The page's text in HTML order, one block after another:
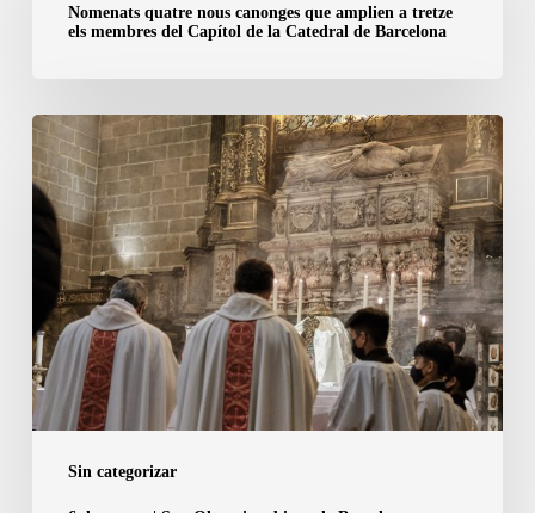
canonges
tretze
els
membres
Capítol
de
la
Catedral
Barcelona
Nomenats quatre nous canonges que amplien a tretze
els membres del Capítol de la Catedral de Barcelona
Sin categorizar
6
de
marzo
Olegario,
obispo
de
Barcelona